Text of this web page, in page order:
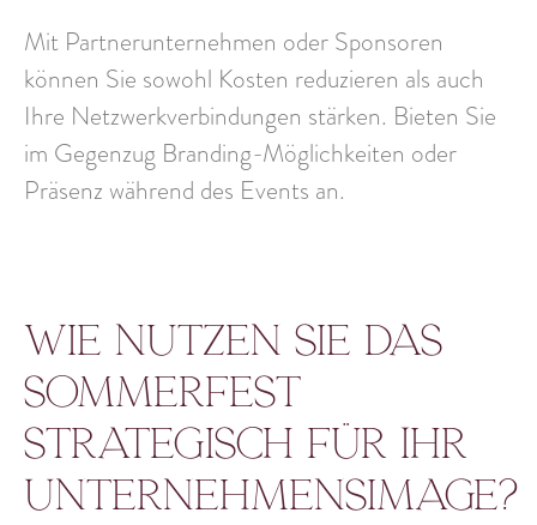
Mit Partnerunternehmen oder Sponsoren
können Sie sowohl Kosten reduzieren als auch
Ihre Netzwerkverbindungen stärken. Bieten Sie
im Gegenzug Branding-Möglichkeiten oder
Präsenz während des Events an.
Wie nutzen Sie das
Sommerfest
strategisch für Ihr
Unternehmensimage?